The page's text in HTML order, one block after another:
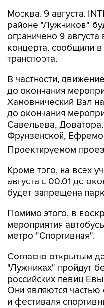
Москва. 9 августа.
районе "Лужников"
ограничено 9
концерта, сообщили
транспорта.
В частности,
до окончания
Хамовнический Вал
до окончания
Савельева,
Фрунзенской,
Проектируемом
Кроме того, на всех
августа с 00:01 до
будет запрещена
Помимо этого, в
мероприятия
метро "Спортивная".
Согласно открытым
"Лужниках" пройдут
российских певиц
Они являются частью
и фестиваля